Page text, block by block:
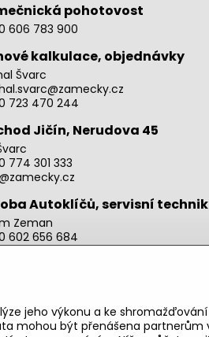
pohotovost
606 783 900
kalkulace, objednávky
Švarc
723 470 244
Jičín, Nerudova 45
774 301 333
Autoklíčů, servisní technik
Zeman
602 656 684
jeho výkonu a ke
být přenášena partnerům v